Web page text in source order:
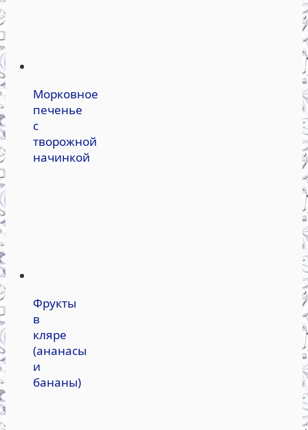
Морковное
печенье
с
творожной
начинкой
Фрукты
в
кляре
(ананасы
и
бананы)